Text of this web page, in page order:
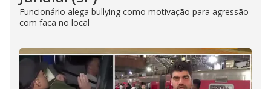
Funcionário alega bullying como motivação para agressão
com faca no local